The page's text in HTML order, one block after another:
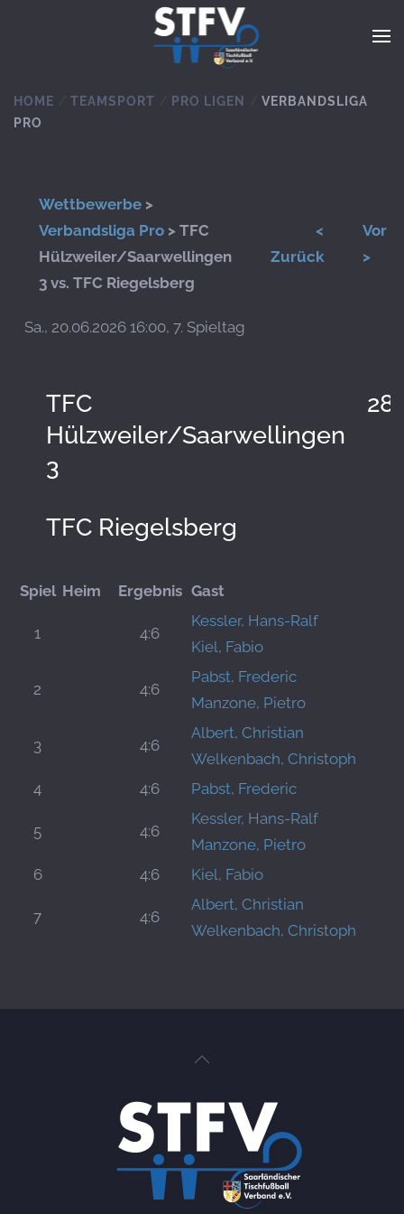
Zum Hauptinhalt springen
HOME TEAMSPORT PRO LIGEN
VERBANDSLIGA
PRO
Wettbewerbe >
Verbandsliga Pro > TFC
Hülzweiler/Saarwellingen
3 vs. TFC Riegelsberg
<
Zurück
Vor
>
Sa., 20.06.2026 16:00, 7. Spieltag
TFC
Hülzweiler/Saarwellingen
3
TFC Riegelsberg
Spiel Heim Ergebnis Gast
1 4:6
Kessler, Hans-Ralf
Kiel, Fabio
2 4:6
Pabst, Frederic
Manzone, Pietro
3 4:6
Albert, Christian
Welkenbach, Christoph
4
4:6 Pabst, Frederic
5 4:6
Kessler, Hans-Ralf
Manzone, Pietro
6
4:6 Kiel, Fabio
7 4:6
Albert, Christian
Welkenbach, Christoph